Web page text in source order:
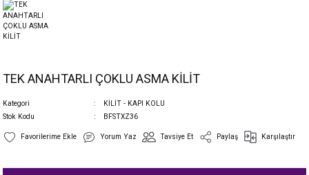
TEK ANAHTARLI ÇOKLU ASMA KİLİT
Kategori
KİLİT - KAPI KOLU
Stok Kodu
BFSTXZ36
Yorum Yaz Tavsiye Et Paylaş Karşılaştır